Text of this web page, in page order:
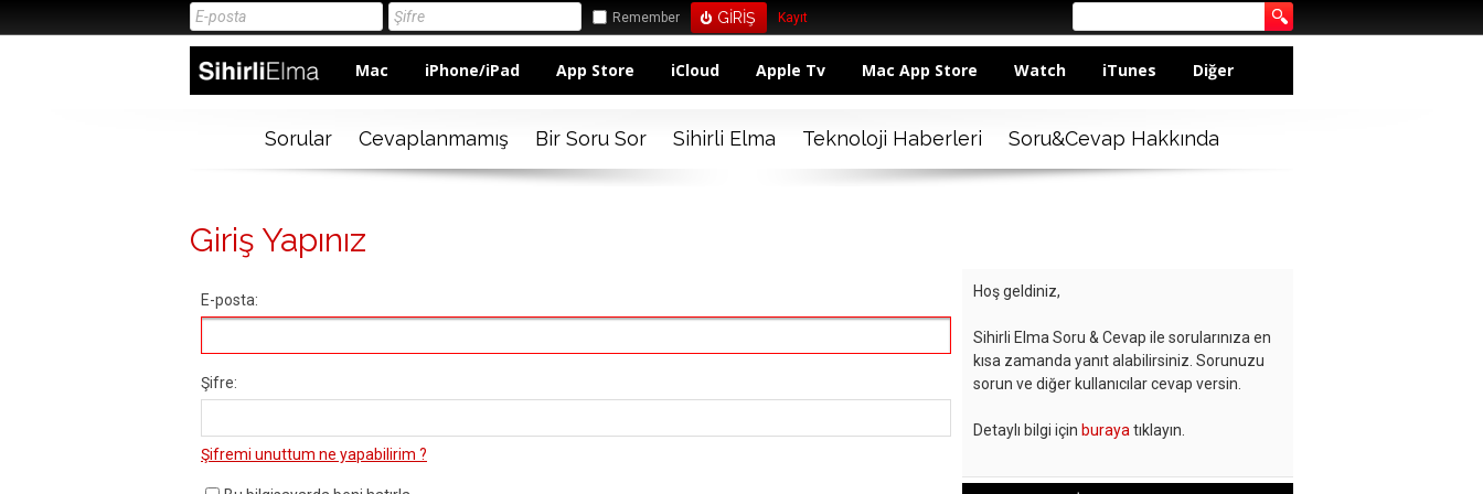
Remember Kayıt
Mac iPhone/iPad App Store iCloud Apple Tv Mac App Store Watch iTunes Diğer
Sorular Cevaplanmamış Bir Soru Sor Sihirli Elma Teknoloji Haberleri Soru&Cevap Hakkında
Giriş Yapınız
E-posta:
Şifre:
Şifremi unuttum ne yapabilirim ?
Hoş geldiniz,
Sihirli Elma Soru & Cevap ile sorularınıza en
kısa zamanda yanıt alabilirsiniz. Sorunuzu
sorun ve diğer kullanıcılar cevap versin.
Detaylı bilgi için buraya tıklayın.